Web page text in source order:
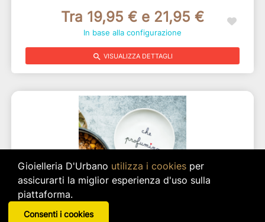
Tra 19,95 € e 21,95 €
In base alla configurazione
search VISUALIZZA DETTAGLI
Gioielleria D'Urbano utilizza i cookiesper
assicurarti la miglior esperienza d'uso sulla
piattaforma.
Consenti i cookies